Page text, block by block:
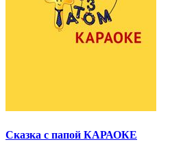
Сказка с папой КАРАОКЕ